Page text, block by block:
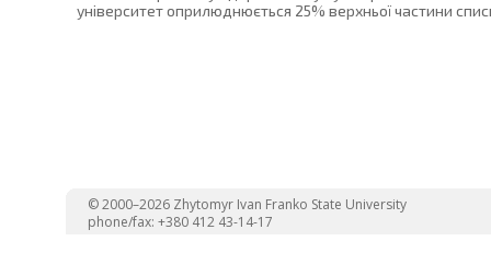
університет оприлюднюється 25% верхньої частини
© 2000–2026 Zhytomyr Ivan Franko State University
phone/fax: +380 412 43-14-17